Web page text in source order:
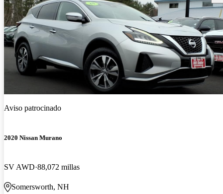
Aviso patrocinado
2020 Nissan Murano
SV AWD 88,072 millas
Somersworth, NH